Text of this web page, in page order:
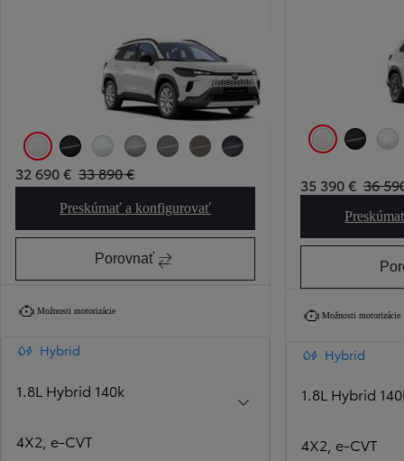
Biela Čistá
32 690 € 33 890 €
Preskúmať a konfigurovať
Corolla Cross Comfort
Porovnať
Možnosti motorizácie
Hybrid
1.8L Hybrid 140k
4X2, e‑CVT
Biela Čistá
35 390 € 36
Možnosti motorizácie
Hybrid
1.8L Hybrid
4X2, e‑CVT